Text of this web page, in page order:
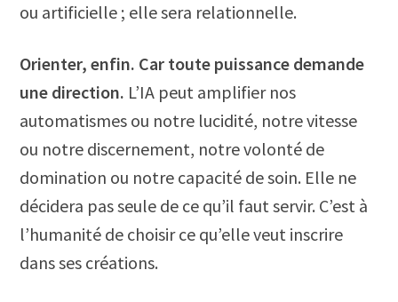
ou artificielle ; elle sera relationnelle.
Orienter, enfin. Car toute puissance demande
une direction. L’IA peut amplifier nos
automatismes ou notre lucidité, notre vitesse
ou notre discernement, notre volonté de
domination ou notre capacité de soin. Elle ne
décidera pas seule de ce qu’il faut servir. C’est à
l’humanité de choisir ce qu’elle veut inscrire
dans ses créations.